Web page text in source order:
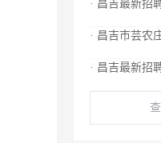
· 昌吉最新招
· 昌吉市芸农
· 昌吉最新招